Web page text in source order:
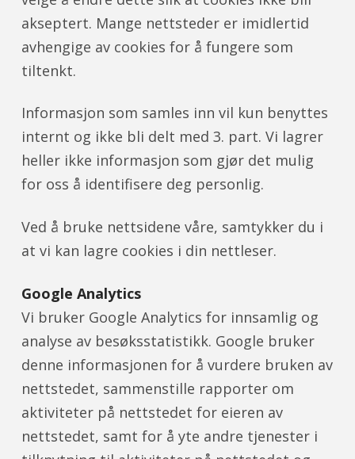
akseptert. Mange nettsteder er imidlertid
avhengige av cookies for å fungere som
tiltenkt.
Informasjon som samles inn vil kun benyttes
internt og ikke bli delt med 3. part. Vi lagrer
heller ikke informasjon som gjør det mulig
for oss å identifisere deg personlig.
Ved å bruke nettsidene våre, samtykker du i
at vi kan lagre cookies i din nettleser.
Google Analytics
Vi bruker Google Analytics for innsamlig og
analyse av besøksstatistikk. Google bruker
denne informasjonen for å vurdere bruken av
nettstedet, sammenstille rapporter om
aktiviteter på nettstedet for eieren av
nettstedet, samt for å yte andre tjenester i